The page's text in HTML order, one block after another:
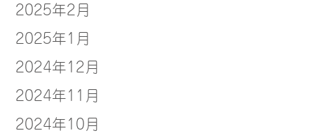
2025年2月
2025年1月
2024年12月
2024年11月
2024年10月